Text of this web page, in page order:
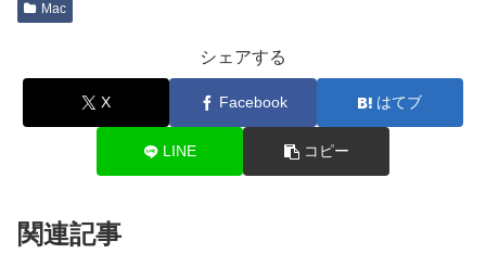
Mac
シェアする
X Facebook はてブ
LINE コピー
関連記事